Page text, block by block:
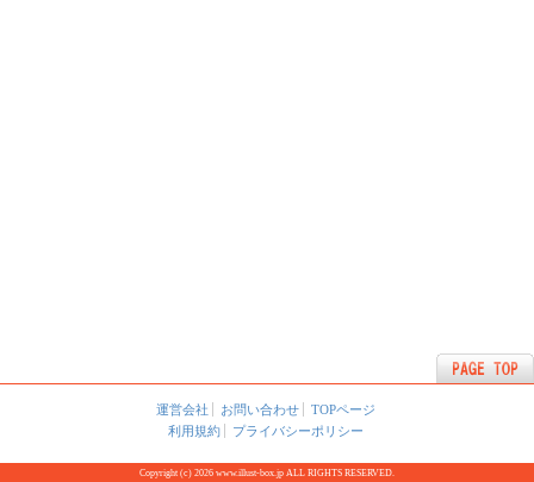
運営会社 お問い合わせ
TOPページ
利用規約
プライバシーポリシー
Copyright (c) 2026 www.illust-box.jp ALL RIGHTS RESERVED.